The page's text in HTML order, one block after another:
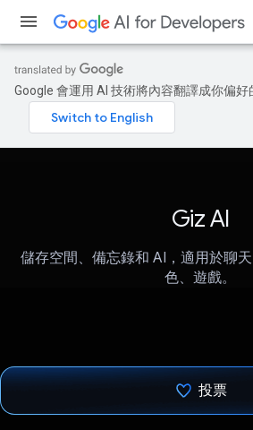
Google 會運用 AI 技術將內容翻譯成你偏好
Giz AI
儲存空間、備忘錄和 AI，適用於聊
色、遊戲。
投票